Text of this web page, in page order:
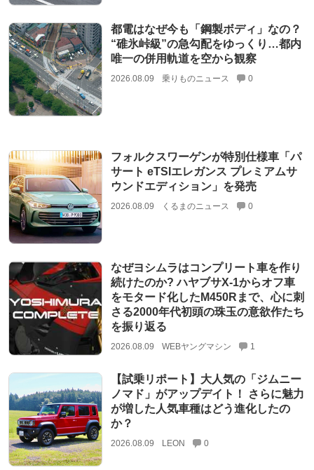
都電はなぜ今も「鋼製ボディ」なの？
“碓氷峠級”の急勾配をゆっくり…都内
唯一の併用軌道を空から観察
2026.08.09 乗りものニュース 0
フォルクスワーゲンが特別仕様車「パ
サート eTSIエレガンス プレミアムサ
ウンドエディション」を発売
2026.08.09 くるまのニュース 0
なぜヨシムラはコンプリート車を作り
続けたのか? ハヤブサX-1からオフ車
をモタード化したM450Rまで、心に刺
さる2000年代初頭の珠玉の意欲作たち
を振り返る
2026.08.09 WEBヤングマシン 1
【試乗リポート】大人気の「ジムニー
ノマド」がアップデイト！ さらに魅力
が増した人気車種はどう進化したの
か？
2026.08.09 LEON 0